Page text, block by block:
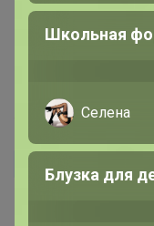
Очень классная
не стирала.
Школьная